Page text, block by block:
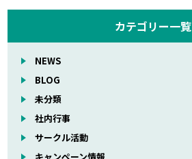
カテゴリー一覧
NEWS
BLOG
未分類
社内行事
サークル活動